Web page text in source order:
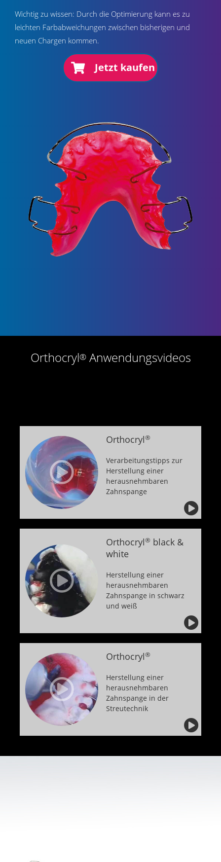
Wichtig zu wissen: Durch die Optimierung kann es zu
leichten Farbabweichungen zwischen bisherigen und
neuen Chargen kommen.
Jetzt kaufen
Orthocryl®Anwendungsvideos
Orthocryl®
Verarbeitungstipps zur
Herstellung einer
herausnehmbaren
Zahnspange
Orthocryl® black &
white
Herstellung einer
herausnehmbaren
Zahnspange in schwarz
und weiß
Orthocryl®
Herstellung einer
herausnehmbaren
Zahnspange in der
Streutechnik